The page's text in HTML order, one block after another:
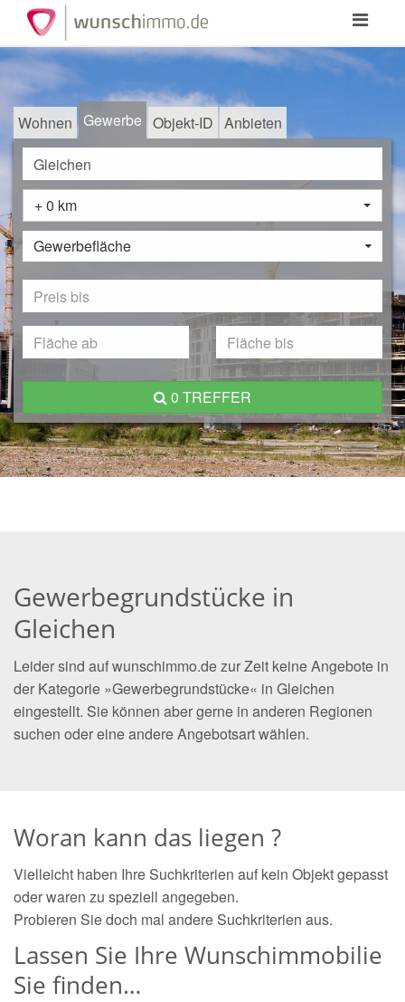
Toggle
Wohnen Gewerbe Objekt-ID Anbieten
+ 0 km
Gewerbefläche
0 TREFFER
Gewerbegrundstücke in
Gleichen
Leider sind auf wunschimmo.de zur Zeit keine Angebote in
der Kategorie »Gewerbegrundstücke« in Gleichen
eingestellt. Sie können aber gerne in anderen Regionen
suchen oder eine andere Angebotsart wählen.
Woran kann das liegen ?
Vielleicht haben Ihre Suchkriterien auf kein Objekt gepasst
oder waren zu speziell angegeben.
Probieren Sie doch mal andere Suchkriterien aus.
Lassen Sie Ihre Wunschimmobilie
Sie finden…